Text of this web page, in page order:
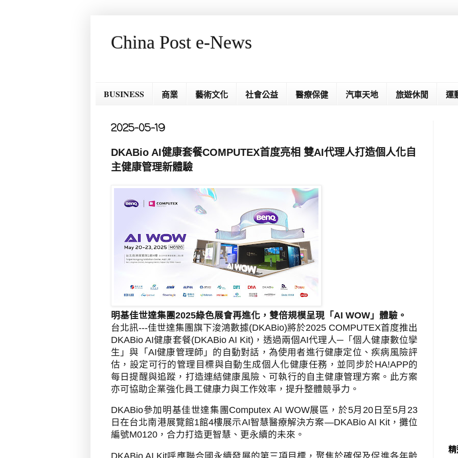
China Post e-News
BUSINESS 商業 藝術文化 社會公益 醫療保健 汽車天地 旅遊休閒 運
2025-05-19
DKABio AI健康套餐COMPUTEX首度亮相 雙AI代理人打造個人化自
主健康管理新體驗
明基佳世達集團2025綠色展會再進化，雙倍規模呈現「AI WOW」體驗 。
台北訊---佳世達集團旗下浚鴻數據(DKABio)將於2025 COMPUTEX首度推出
DKABio AI健康套餐(DKABio AI Kit) ，透過兩個AI代理人─「個人健康數位孿
生」與「AI健康管理師」的自動對話，為使用者進行健康定位、疾病風險評
估，設定可行的管理目標與自動生成個人化健康任務，並同步於HA!APP的
每日提醒與追蹤，打造連結健康風險、可執行的自主健康管理方案。此方案
亦可協助企業強化員工健康力與工作效率，提升整體競爭力。
DKABio參加明基佳世達集團 Computex AI WOW展區，於5月 20日至5月 23
日在台北南港展覽館1館4樓展示AI智慧醫療解決方案—DKABio AI Kit，攤位
編號M0120 ，合力打造更智慧、更永續的未來。
DKABio AI Kit呼應聯合國永續發展的第三項目標，聚焦於確保及促進各年齡
精